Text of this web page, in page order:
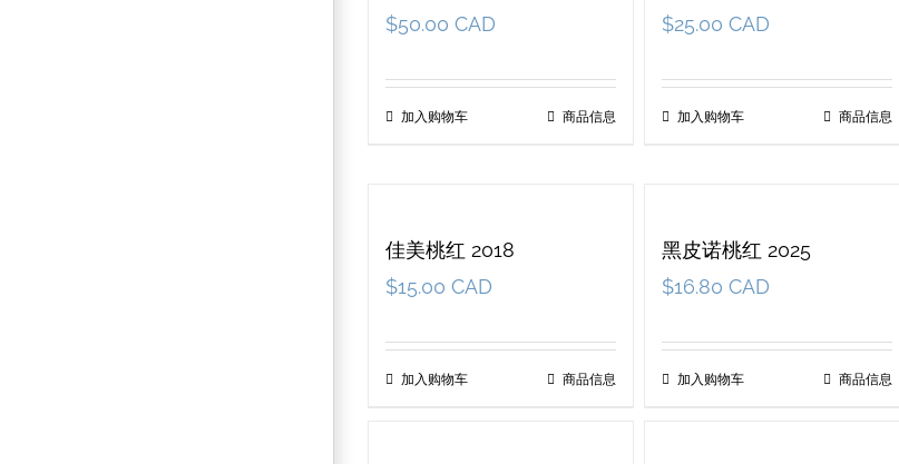
$50.00 CAD
加入购物车 商品信息
$25.00 CAD
加入购物车 商品信息
佳美桃红 2018
$15.00 CAD
加入购物车 商品信息
黑皮诺桃红 2025
$16.80 CAD
加入购物车 商品信息